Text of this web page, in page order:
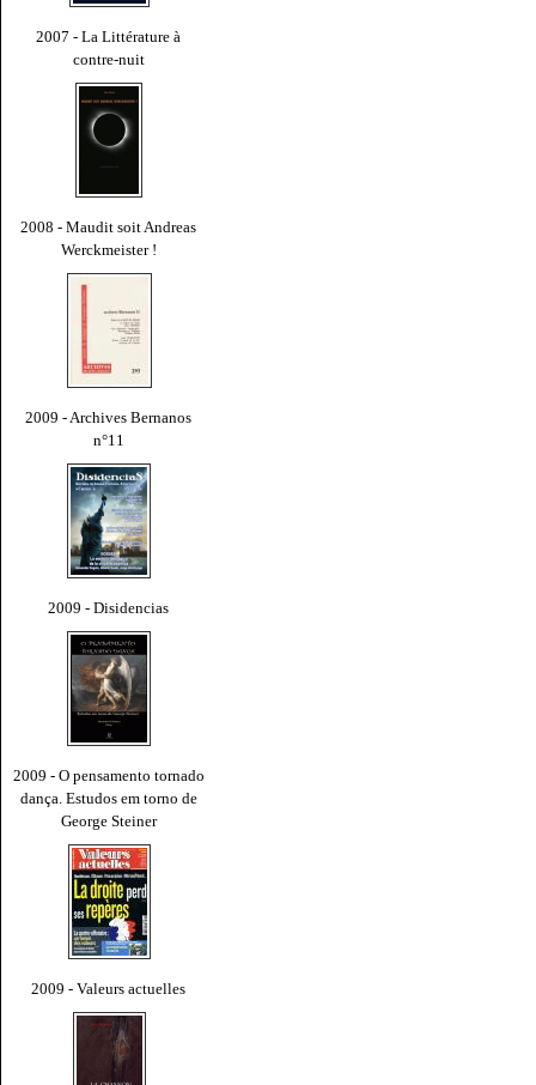
2007 - La Littérature à
contre-nuit
2008 - Maudit soit Andreas
Werckmeister !
2009 - Archives Bernanos
n°11
2009 - Disidencias
2009 - O pensamento tornado
dança. Estudos em torno de
George Steiner
2009 - Valeurs actuelles